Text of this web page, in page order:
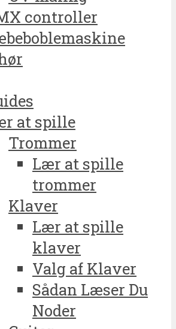
controller
at spille
Trommer
Lær at spille
trommer
Klaver
Lær at spille
klaver
Valg af Klaver
Sådan Læser Du
Noder